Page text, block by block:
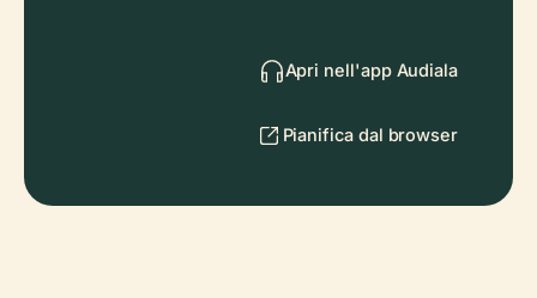
Apri nell'app Audiala
Pianifica dal browser